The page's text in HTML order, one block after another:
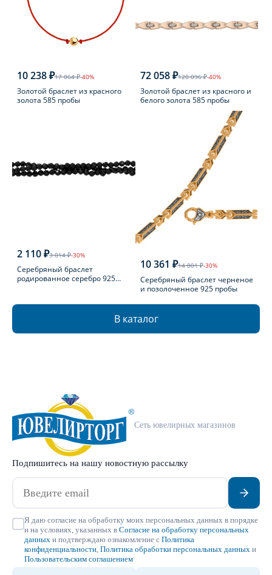
10 238 ₽17 064 ₽-40%
Золотой браслет из красного
золота 585 пробы
72 058 ₽120 096 ₽-40%
Золотой браслет из красного и
белого золота 585 пробы
2 110 ₽3 014 ₽-30%
Серебряный браслет
родированное серебро 925
10 361 ₽14 801 ₽-30%
Серебряный браслет черненое
и позолоченное 925 пробы
В каталог
Сеть ювелирных магазинов
Подпишитесь на нашу новостную рассылку
Я даю согласие на обработку моих персональных данных в порядке
и на условиях, указанных в Согласие на обработку персональных
данных и подтверждаю ознакомление с Политика
конфиденциальности, Политика обработки персональных данных и
Пользовательским соглашением